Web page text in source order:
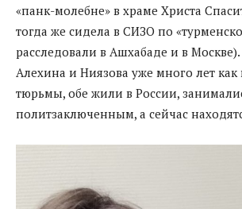
«панк-молебне» в храме Христа
тогда же сидела в СИЗО по
расследовали в Ашхабаде и в
Алехина и Ниязова уже много лет
тюрьмы, обе жили в России,
политзаключенным, а сейчас